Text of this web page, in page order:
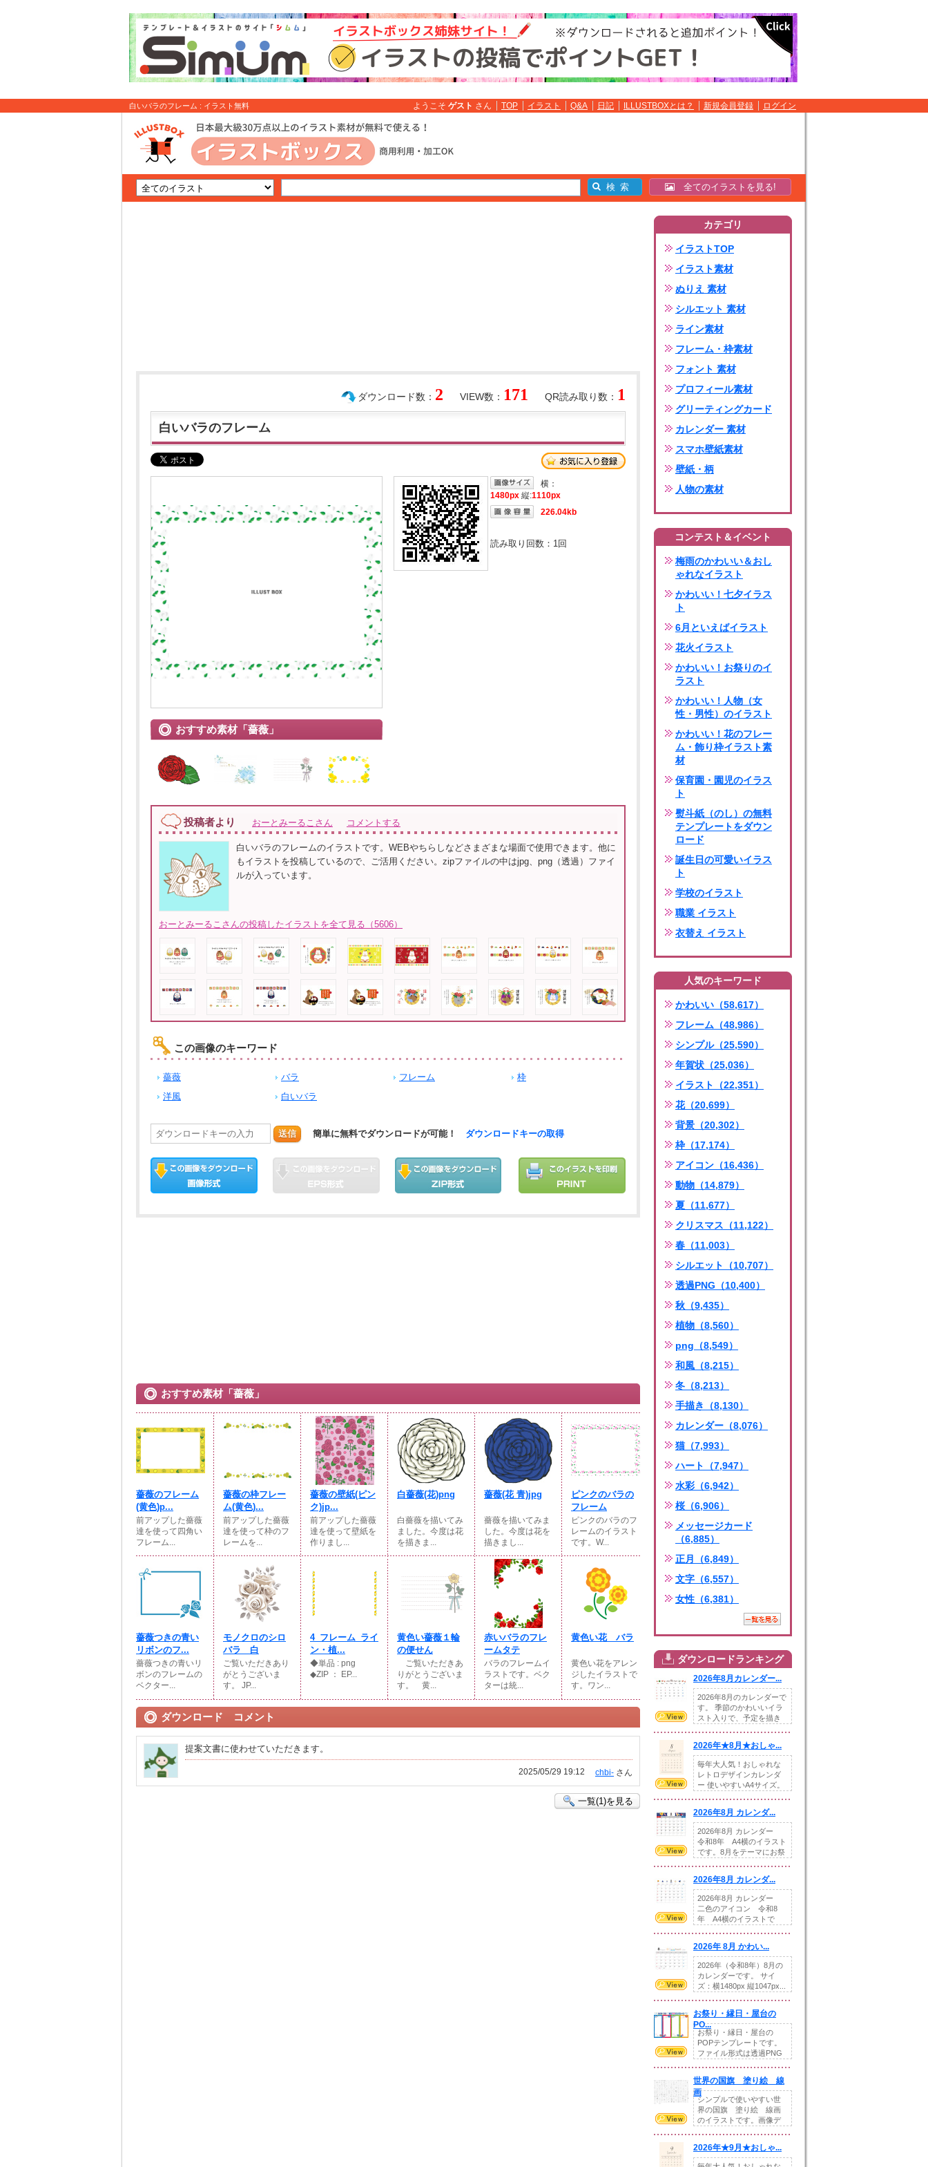
白いバラのフレーム : イラスト無料 ようこそ ゲスト さん TOP イラスト Q&A 日記 ILLUSTBOXとは？ 新規会員登録 ログイン
全てのイラストを見る!
QR読み取り数： 1
VIEW数： 171
ダウンロード数： 2
白いバラのフレーム
おすすめ素材「薔薇」
横：
1480px 縦:1110px
226.04kb
読み取り回数： 1回
投稿者より おーとみーるこさん コメントする
白いバラのフレームのイラストです。WEBやちらしなどさまざまな場面で使用できます。他に
もイラストを投稿しているので、ご活用ください。zipファイルの中はjpg、png（透過）ファイ
ルが入っています。
おーとみーるこさんの投稿したイラストを全て見る（5606）
この画像のキーワード
薔薇 バラ フレーム
枠
洋風
白いバラ
送信 簡単に無料でダウンロードが可能！ ダウンロードキーの取得
おすすめ素材「薔薇」
薔薇のフレーム
(黄色)p...
前アップした薔薇
達を使って四角い
フレーム...
薔薇の枠フレー
ム(黄色)...
前アップした薔薇
達を使って枠のフ
レームを...
薔薇の壁紙(ピン
ク)jp...
前アップした薔薇
達を使って壁紙を
作りまし...
白薔薇(花)png
白薔薇を描いてみ
ました。今度は花
を描きま...
薔薇(花 青)jpg
薔薇を描いてみま
した。今度は花を
描きまし...
ピンクのバラの
フレーム
ピンクのバラのフ
レームのイラスト
です。W...
薔薇つきの青い
リボンのフ...
薔薇つきの青いリ
ボンのフレームの
ベクター...
モノクロのシロ
バラ 白
ご覧いただきあり
がとうございま
す。 JP...
4_フレーム_ライ
ン・植...
◆単品 : png
◆ZIP ： EP...
黄色い薔薇１輪
の便せん
ご覧いただきあ
りがとうございま
す。 黄...
赤いバラのフレ
ームタテ
バラのフレームイ
ラストです。ベク
ターは統...
黄色い花 バラ
黄色い花をアレン
ジしたイラストで
す。ワン...
ダウンロード コメント
提案文書に使わせていただきます。
chbi- さん
2025/05/29 19:12
一覧(1)を見る
カテゴリ
イラストTOP
イラスト素材
ぬりえ 素材
シルエット 素材
ライン素材
フレーム・枠素材
フォント 素材
プロフィール素材
グリーティングカード
カレンダー 素材
スマホ壁紙素材
壁紙・柄
人物の素材
コンテスト＆イベント
梅雨のかわいい＆おし
ゃれなイラスト
かわいい！七夕イラス
ト
6月といえばイラスト
花火イラスト
かわいい！お祭りのイ
ラスト
かわいい！人物（女
性・男性）のイラスト
かわいい！花のフレー
ム・飾り枠イラスト素
材
保育園・園児のイラス
ト
熨斗紙（のし）の無料
テンプレートをダウン
ロード
誕生日の可愛いイラス
ト
学校のイラスト
職業 イラスト
衣替え イラスト
人気のキーワード
かわいい（58,617）
フレーム（48,986）
シンプル（25,590）
年賀状（25,036）
イラスト（22,351）
花（20,699）
背景（20,302）
枠（17,174）
アイコン（16,436）
動物（14,879）
夏（11,677）
クリスマス（11,122）
春（11,003）
シルエット（10,707）
透過PNG（10,400）
秋（9,435）
植物（8,560）
png（8,549）
和風（8,215）
冬（8,213）
手描き（8,130）
カレンダー（8,076）
猫（7,993）
ハート（7,947）
水彩（6,942）
桜（6,906）
メッセージカード
（6,885）
正月（6,849）
文字（6,557）
女性（6,381）
ダウンロードランキング
2026年8月カレンダー...
2026年8月のカレンダーで
す。 季節のかわいいイラ
スト入りで、予定を描き
2026年★8月★おしゃ...
毎年大人気！おしゃれな
レトロデザインカレンダ
ー 使いやすいA4サイズ。
2026年8月 カレンダ...
2026年8月 カレンダー
令和8年 A4横のイラスト
です。8月をテーマにお祭
2026年8月 カレンダ...
2026年8月 カレンダー
二色のアイコン 令和8
年 A4横のイラストで
2026年 8月 かわい...
2026年（令和8年）8月の
カレンダーです。 サイ
ズ：横1480px 縦1047px...
お祭り・縁日・屋台の
PO...
お祭り・縁日・屋台の
POPテンプレートです。
ファイル形式は透過PNG
世界の国旗 塗り絵 線
画
シンプルで使いやすい世
界の国旗 塗り絵 線画
のイラストです。画像デ
2026年★9月★おしゃ...